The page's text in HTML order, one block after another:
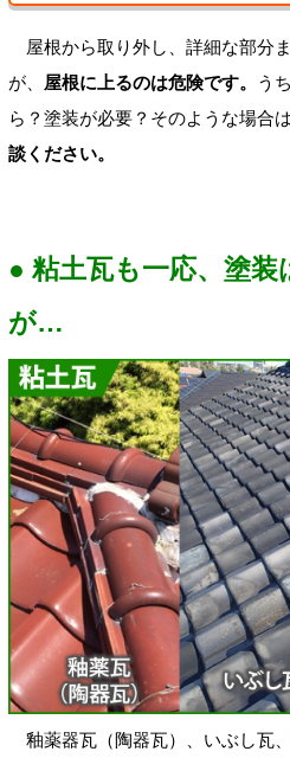
屋根から取り外し、詳細な部分
が、 屋根に上るのは危険です。
う
ら？塗装が必要？そのような場合は
談ください。
● 粘土瓦も一応、塗
が…
釉薬器瓦（陶器瓦）、いぶし瓦